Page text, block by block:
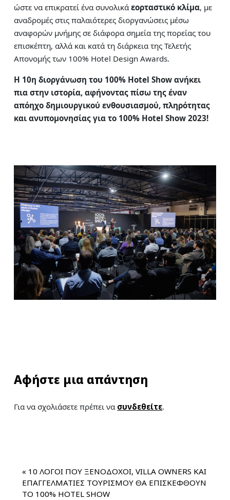
ώστε να επικρατεί ένα συνολικάεορταστικό κλίμα, με
αναδρομές στις παλαιότερες διοργανώσεις μέσω
αναφορών μνήμης σε διάφορα σημεία της πορείας του
επισκέπτη, αλλά και κατά τη διάρκεια της Τελετής
Απονομής των 100% Hotel Design Awards.
Η 10η διοργάνωση του 100% Hotel Show ανήκει
πια στην ιστορία, αφήνοντας πίσωτης έναν
απόηχο δημιουργικού ενθουσιασμού, πληρότητας
και ανυπομονησίας γιατο 100% Hotel Show 2023!
Αφήστε μια απάντηση
Για να σχολιάσετε πρέπει να συνδεθείτε.
« 10 ΛΟΓΟΙ ΠΟΥ ΞΕΝΟΔΟΧΟΙ, VILLA OWNERS ΚΑΙ
ΕΠΑΓΓΕΛΜΑΤΙΕΣ ΤΟΥΡΙΣΜΟΥ ΘΑ ΕΠΙΣΚΕΦΘΟΥΝ
ΤΟ 100% HOTEL SHOW